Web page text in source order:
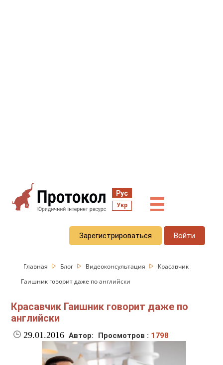
Рус
Укр ☰
Зарегистрироваться Войти
Главная Блог Видеоконсультация
Красавчик
Гаишник говорит даже по английски
Красавчик Гаишник говорит даже по
английски
29.01.2016 Автор: Просмотров : 1798